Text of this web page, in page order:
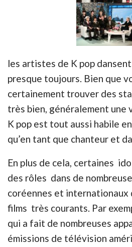
les artistes de K pop
presque toujours. Bien que
certainement trouver des
très bien, généralement une
K pop est tout aussi habile
qu’en tant que chanteur et
En plus de cela, certaines
des rôles dans de
coréennes et
films très courants. Par
qui a fait de nombreuses
émissions de télévision